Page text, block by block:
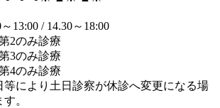
13:00 / 14.30～18:00
2のみ診療
3のみ診療
4のみ診療
により土日診察が休診へ変更になる場
。